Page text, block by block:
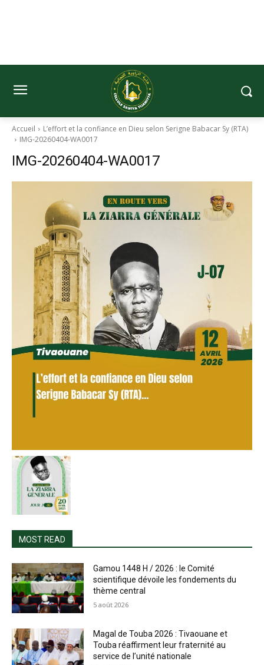
Accueil
L’effort et la confiance en Dieu selon Serigne Babacar Sy (RTA)
IMG-20260404-WA0017
IMG-20260404-WA0017
MOST READ
Gamou 1448 H / 2026 : le Comité
scientifique dévoile les fondements du
thème central
5 août 2026
Magal de Touba 2026 : Tivaouane et
Touba réaffirment leur fraternité au
service de l’unité nationale